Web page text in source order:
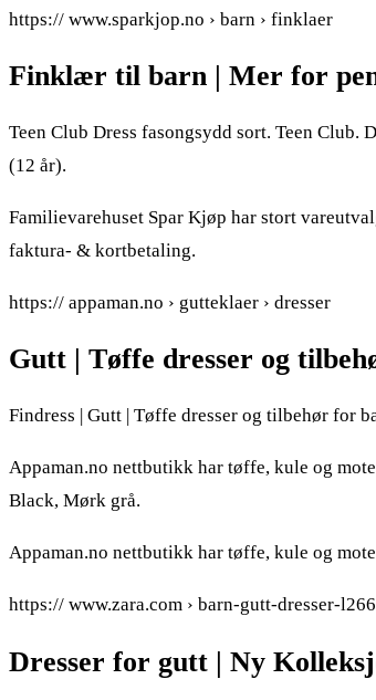
https:// www.sparkjop.no › barn › finklaer
Finklær til barn | Mer for
Teen Club Dress fasongsydd sort. Teen Club.
(12 år).
Familievarehuset Spar Kjøp har stort
faktura- & kortbetaling.
https:// appaman.no › gutteklaer › dresser
Gutt | Tøffe dresser og
Findress | Gutt | Tøffe dresser og tilbehør for
Appaman.no nettbutikk har tøffe, kule og
Black, Mørk grå.
Appaman.no nettbutikk har tøffe, kule og
https:// www.zara.com › barn-gutt-dresser-l266
Dresser for gutt | Ny